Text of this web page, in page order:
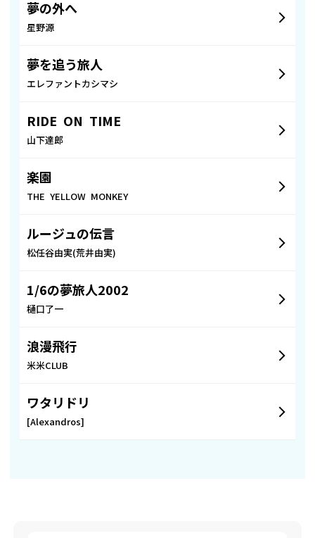
夢の外へ
星野源
夢を追う旅人
エレファントカシマシ
RIDE ON TIME
山下達郎
楽園
THE YELLOW MONKEY
ルージュの伝言
松任谷由実(荒井由実)
1/6の夢旅人2002
樋口了一
浪漫飛行
米米CLUB
ワタリドリ
[Alexandros]